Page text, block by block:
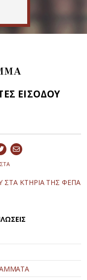
ΕΙΣΟΔΟΥ
ΣΤΑ ΚΤΗΡΙΑ ΤΗΣ ΦΕΠΑ